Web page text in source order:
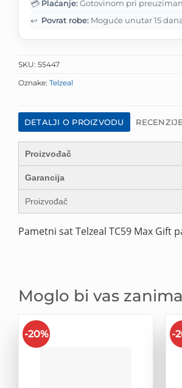
💳 Plaćanje:Gotovinom pri
↩️ Povrat robe: Moguće unutar 15
SKU: 55447
Oznake: Telzeal
DETALJI O PROIZVODU
Proizvođač
Garancija
Proizvođač
Pametni sat Telzeal TC59 Max Gift
Moglo bi vas
-20% -